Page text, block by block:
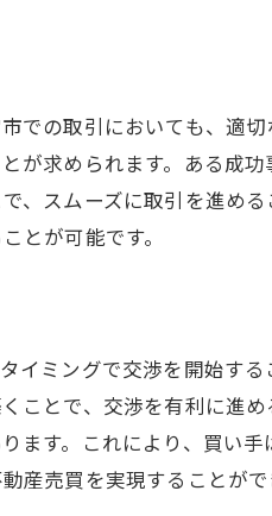
での取引においても、適
求められます。ある成功
、スムーズに取引を進める
とが可能です。
イミングで交渉を開始す
ことで、交渉を有利に進
ます。これにより、買い手
売買を実現することがで